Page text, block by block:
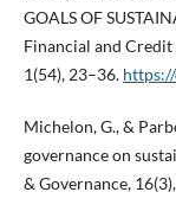
GOALS OF
Financial and
1(54), 23–36.
Michelon, G., &
governance on
& Governance,